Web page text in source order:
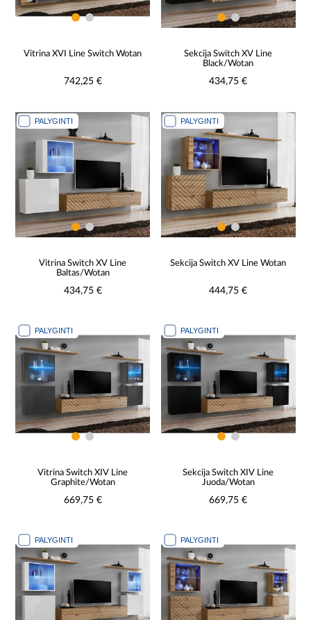
Vitrina XVI Line Switch Wotan
742,25 €
Sekcija Switch XV Line
Black/Wotan
434,75 €
PALYGINTI
Vitrina Switch XV Line
Baltas/Wotan
434,75 €
PALYGINTI
Sekcija Switch XV Line Wotan
444,75 €
PALYGINTI
Vitrina Switch XIV Line
Graphite/Wotan
669,75 €
PALYGINTI
Sekcija Switch XIV Line
Juoda/Wotan
669,75 €
PALYGINTI PALYGINTI